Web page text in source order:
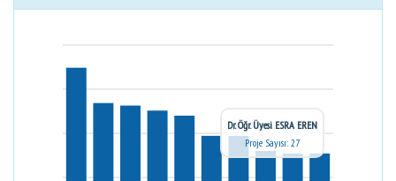
Dr. Öğr. Üyesi ESRA EREN
Proje Sayısı: 27